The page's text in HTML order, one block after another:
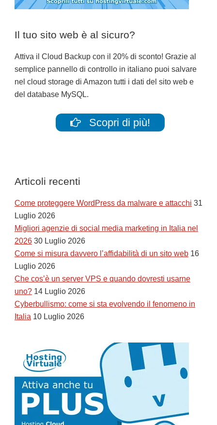
Il tuo sito web è al sicuro?
Attiva il Cloud Backup con il 20% di sconto! Grazie al
semplice pannello di controllo in italiano puoi salvare
nel cloud storage di Amazon tutti i dati del sito web e
del database MySQL.
Scopri di più!
Articoli recenti
Come proteggere WordPress da malware e attacchi 31
Luglio 2026
Migliori agenzie di social media marketing in Italia nel
2026 30 Luglio 2026
Come si misura davvero l’affidabilità di un sito web 16
Luglio 2026
Che cos’è un server VPS e quando dovresti usarne
uno? 14 Luglio 2026
Cyberbullismo: come si sta evolvendo il fenomeno in
Italia 10 Luglio 2026